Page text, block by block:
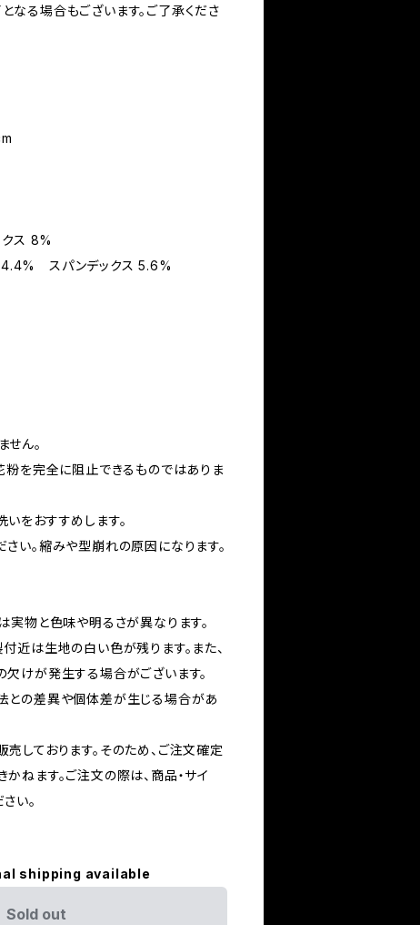
る場合もございます。ご了承くださ
ス 8%
94.4% スパンデックス 5.6%
ん。
粉を完全に阻止できるものではありま
をおすすめします。
い。縮みや型崩れの原因になります。
実物と色味や明るさが異なります。
近は生地の白い色が残ります。また、
欠けが発生する場合がございます。
との差異や個体差が生じる場合があ
しております。そのため、ご注文確定
ねます。ご注文の際は、商品・サイ
い。
shipping available
Sold out